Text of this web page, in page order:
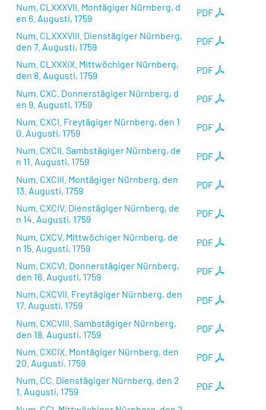
PDF
Num. CLXXXVII. Montägiger Nürnberg, d
en 6. Augusti, 1759
PDF
Num. CLXXXVIII. Dienstägiger Nürnberg,
den 7. Augusti, 1759
PDF
Num. CLXXXiX. Mittwöchiger Nürnberg,
den 8. Augusti, 1759
PDF
Num. CXC. Donnerstägiger Nürnberg, d
en 9. Augusti, 1759
PDF
Num. CXCI. Freytägiger Nürnberg, den 1
0. Augusti, 1759
PDF
Num. CXCII. Sambstägiger Nürnberg, de
n 11. Augusti, 1759
PDF
Num. CXCIII. Montägiger Nürnberg, den
13. Augusti, 1759
PDF
Num. CXCIV. Dienstägiger Nürnberg, de
n 14. Augusti, 1759
PDF
Num. CXCV. Mittwöchiger Nürnberg, de
n 15. Augusti, 1759
PDF
Num. CXCVI. Donnerstägiger Nürnberg,
den 16. Augusti, 1759
PDF
Num. CXCVII. Freytägiger Nürnberg, den
17. Augusti, 1759
PDF
Num. CXCVIII. Sambstägiger Nürnberg,
den 18. Augusti, 1759
PDF
Num. CXCIX. Montägiger Nürnberg, den
20. Augusti, 1759
PDF
Num. CC. Dienstägiger Nürnberg, den 2
1. Augusti, 1759